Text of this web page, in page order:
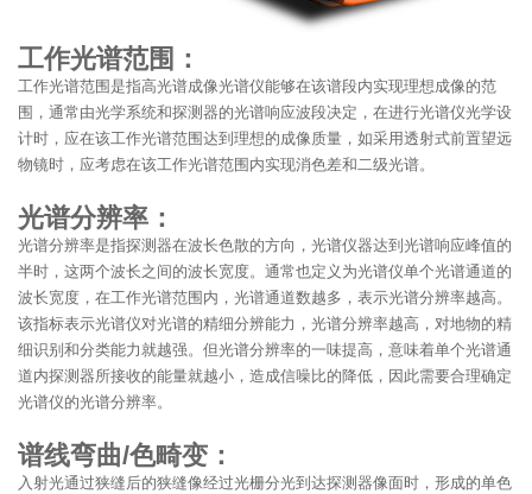
工作光谱范围：
工作光谱范围是指高光谱成像光谱仪能够在该谱段内实现理想成像的范
围，通常由光学系统和探测器的光谱响应波段决定，在进行光谱仪光学设
计时，应在该工作光谱范围达到理想的成像质量，如采用透射式前置望远
物镜时，应考虑在该工作光谱范围内实现消色差和二级光谱。
光谱分辨率：
光谱分辨率是指探测器在波长色散的方向，光谱仪器达到光谱响应峰值的
半时，这两个波长之间的波长宽度。通常也定义为光谱仪单个光谱通道的
波长宽度，在工作光谱范围内，光谱通道数越多，表示光谱分辨率越高。
该指标表示光谱仪对光谱的精细分辨能力，光谱分辨率越高，对地物的精
细识别和分类能力就越强。但光谱分辨率的一味提高，意味着单个光谱通
道内探测器所接收的能量就越小，造成信噪比的降低，因此需要合理确定
光谱仪的光谱分辨率。
谱线弯曲/色畸变：
入射光通过狭缝后的狭缝像经过光栅分光到达探测器像面时，形成的单色